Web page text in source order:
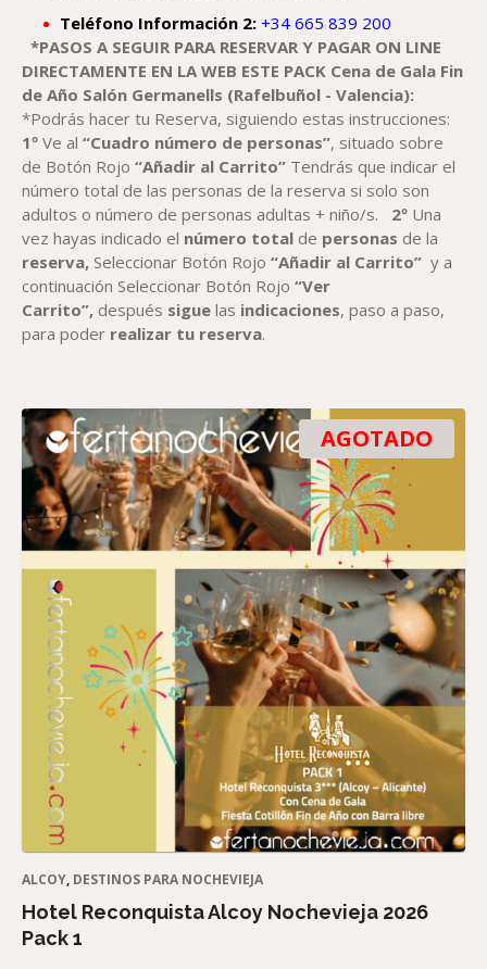
Teléfono Información 2: +34 665 839 200
*PASOS A SEGUIR PARA RESERVAR Y PAGAR ON LINE
DIRECTAMENTE EN LA WEB ESTE PACK Cena de Gala Fin
de Año Salón Germanells (Rafelbuñol -Valencia):
*Podrás hacer tu Reserva, siguiendo estas instrucciones:
1º Ve al“Cuadro número de personas”, situado sobre
de Botón Rojo“Añadir al Carrito” Tendrás que indicar el
número total de las personas de la reserva si solo son
adultos o número de personas adultas + niño/s.
2º Una
vez hayas indicado el número total de personas de la
reserva, Seleccionar Botón Rojo“Añadir al Carrito” y a
continuación Seleccionar Botón Rojo“Ver
Carrito”, después sigue las indicaciones, paso a paso,
para poder realizar tu reserva.
AGOTADO
ALCOY, DESTINOS PARA NOCHEVIEJA
Hotel Reconquista Alcoy Nochevieja 2026
Pack 1